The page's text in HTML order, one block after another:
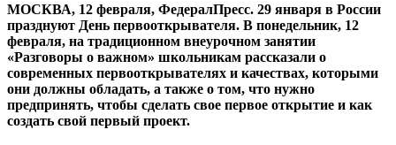
МОСКВА, 12 февраля, ФедералПресс. 29 января в России
празднуют День первооткрывателя. В понедельник, 12
февраля, на традиционном внеурочном занятии
«Разговоры о важном» школьникам рассказали о
современных первооткрывателях и качествах, которыми
они должны обладать, а также о том, что нужно
предпринять, чтобы сделать свое первое открытие и как
создать свой первый проект.